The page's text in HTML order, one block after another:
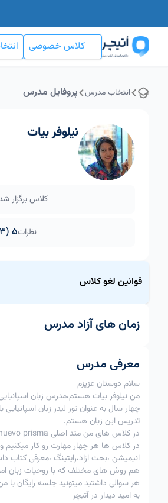
کلاس خصوصی
انتخاب مدرس پروفایل مدرس
نیلوفر بیات
کلاس برگزار
نظرات5 (103)
قوانین لغو کلاس
قاعده لغو کلاس برای این مدرس
1
لغو کلاس
2
تغییر زمان کلاس
3
لغوتوافقی
با
شد.
زمان های آزاد مدرس
معرفی مدرس
سلام دوستان عزیزم
من نیلوفر بیات هستم،مدرس زبان
چهار سال به عنوان تور لیدر زبان
تدریس این زبان هستم.
در کلاس های من متد اصلی nuevo prismaهست، سطح های A1,A2,B1 رو با توجه به سطح زبان آموز تدریس میکنم.
در کلاس ها هر چهار مهارت رو کار
انیمیشن ،بحث ازاد،رایتینگ ،معرفی
هم روش های مختلف که با روحیات زبان
هر سوالی داشتید میتونید جلسه رایگان با
به امید دیدار در ٱتیچر